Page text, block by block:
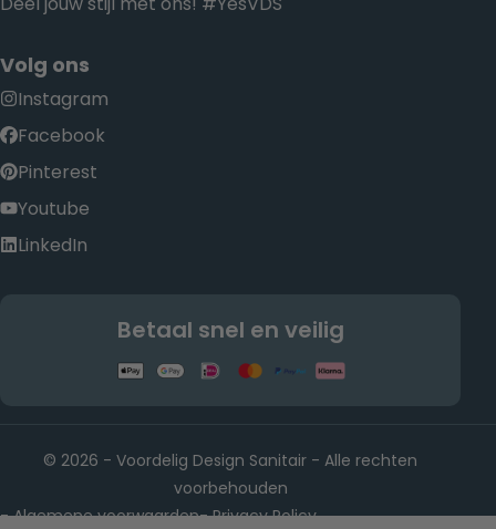
Volg ons
Instagram
Facebook
Pinterest
Youtube
LinkedIn
Betaal snel en veilig
© 2026 - Voordelig Design Sanitair - Alle rechten
voorbehouden
- Algemene voorwaarden- Privacy Policy